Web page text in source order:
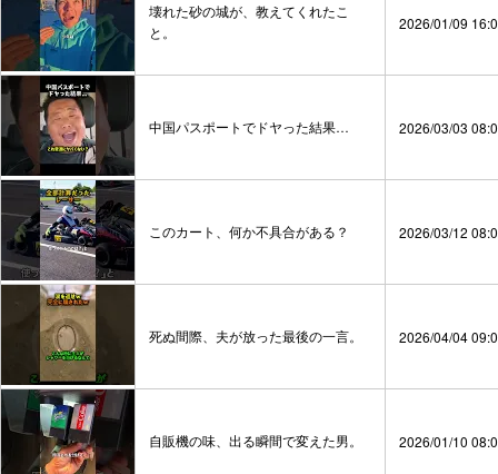
壊れた砂の城が、教えてくれたこ
と。
2026/01/09
中国パスポートでドヤった結果… 2026/03/03
このカート、何か不具合がある？ 2026/03/12
死ぬ間際、夫が放った最後の一言。 2026/04/04
自販機の味、出る瞬間で変えた男。 2026/01/10